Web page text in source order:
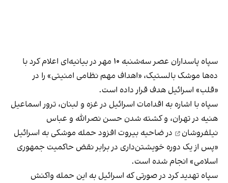
سپاه پاسداران عصر سه‌شنبه ۱۰ مهر در بیانیه‌ای اعلام کرد با
ده‌ها موشک بالستیک، «اهداف مهم نظامی امنیتی» را در
«قلب» اسرائیل هدف قرار داده است.
سپاه با اشاره به اقدامات اسرائیل در غزه و لبنان، ترور اسماعیل
هنیه در تهران، و کشته شدن حسن نصرالله و عباس
نیلفروشان
در ضاحیه بیروت افزود حمله موشکی به اسرائیل
«پس از یک دوره خویشتن‌داری در برابر نقض حاکمیت جمهوری
اسلامی» انجام شده است.
سپاه تهدید کرد در صورتی که اسرائیل به این حمله واکنش